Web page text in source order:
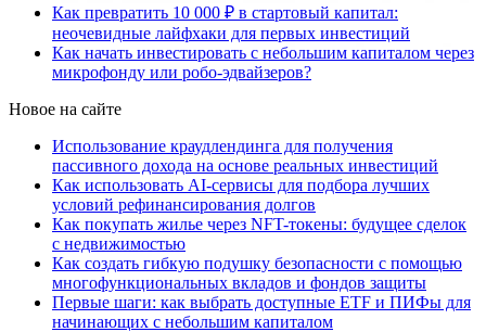
Как превратить 10 000 ₽ в стартовый капитал:
неочевидные лайфхаки для первых инвестиций
Как начать инвестировать с небольшим капиталом через
микрофонду или робо-эдвайзеров?
Новое на сайте
Использование краудлендинга для получения
пассивного дохода на основе реальных инвестиций
Как использовать AI-сервисы для подбора лучших
условий рефинансирования долгов
Как покупать жилье через NFT-токены: будущее сделок
с недвижимостью
Как создать гибкую подушку безопасности с помощью
многофункциональных вкладов и фондов защиты
Первые шаги: как выбрать доступные ETF и ПИФы для
начинающих с небольшим капиталом